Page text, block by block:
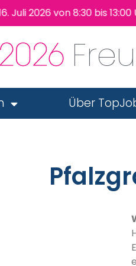
von 8:30 bis 13:00
Über